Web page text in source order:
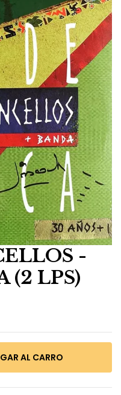
-
(2 LPS)